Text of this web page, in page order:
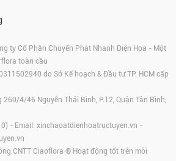
ty Cổ Phần Chuyển Phát Nhanh Điện Hoa - Một
toàn cầu
do Sở Kế hoạch & Đầu tư TP. HCM cấp
4/46 Nguyễn Thái Bình, P.12, Quận Tân Bình,
- Email: xinchaoatdienhoatructuyen.vn -
CNTT Ciaoflora ® Hoạt động tốt trên môi